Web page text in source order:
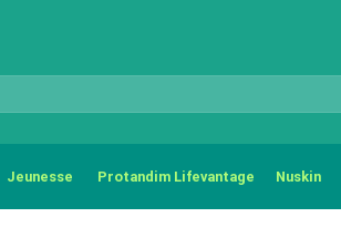
Jeunesse Protandim Lifevantage Nuskin